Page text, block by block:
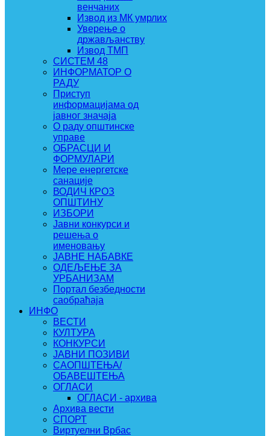
венчаних
Извод из МК умрлих
Уверење о
држављанству
Извод ТМП
СИСТЕМ 48
ИНФОРМАТОР О
РАДУ
Приступ
информацијама од
јавног значаја
О раду општинске
управе
ОБРАСЦИ И
ФОРМУЛАРИ
Мере енергетске
санације
ВОДИЧ КРОЗ
ОПШТИНУ
ИЗБОРИ
Јавни конкурси и
решења о
именовању
ЈАВНЕ НАБАВКЕ
ОДЕЉЕЊЕ ЗА
УРБАНИЗАМ
Портал безбедности
саобраћаја
ИНФО
ВЕСТИ
КУЛТУРА
КОНКУРСИ
ЈАВНИ ПОЗИВИ
САОПШТЕЊА/
ОБАВЕШТЕЊА
ОГЛАСИ
ОГЛАСИ - архива
Архива вести
СПОРТ
Виртуелни Врбас